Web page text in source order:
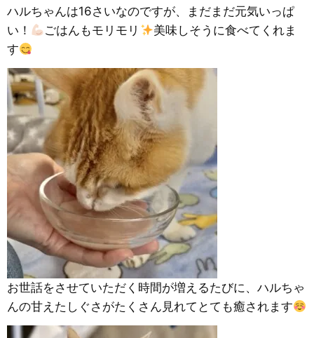
ハルちゃんは16さいなのですが、まだまだ元気いっぱ
い！
ごはんもモリモリ
美味しそうに食べてくれま
す
お世話をさせていただく時間が増えるたびに、ハルちゃ
んの甘えたしぐさがたくさん見れてとても癒されます